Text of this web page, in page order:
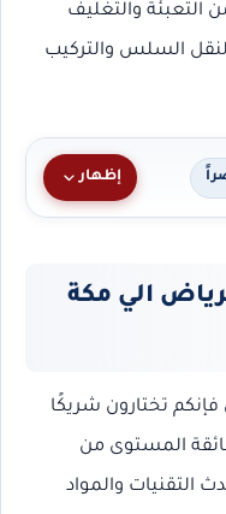
التعبئة والتغليف
السلس والتركيب
إظهار
الي مكة
تختارون شريكًا
المستوى من
التقنيات والمواد